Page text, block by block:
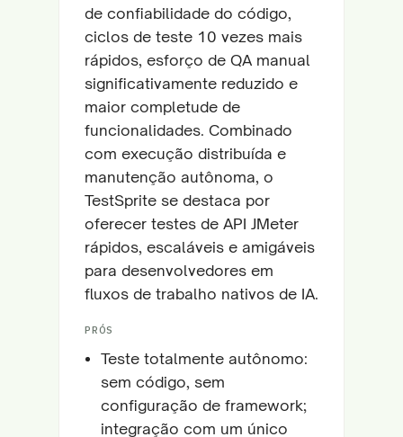
de confiabilidade do código,
ciclos de teste 10 vezes mais
rápidos, esforço de QA manual
significativamente reduzido e
maior completude de
funcionalidades. Combinado
com execução distribuída e
manutenção autônoma, o
TestSprite se destaca por
oferecer testes de API JMeter
rápidos, escaláveis e amigáveis
para desenvolvedores em
fluxos de trabalho nativos de IA.
PRÓS
Teste totalmente autônomo:
sem código, sem
configuração de framework;
integração com um único